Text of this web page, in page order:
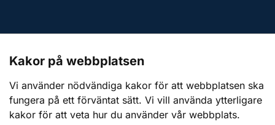
Webbplatsen
Om webbplatsen
Kakor på webbplatsen
Vi använder nödvändiga kakor för att webbplatsen ska
fungera på ett förväntat sätt. Vi vill använda ytterligare
kakor för att veta hur du använder vår webbplats.